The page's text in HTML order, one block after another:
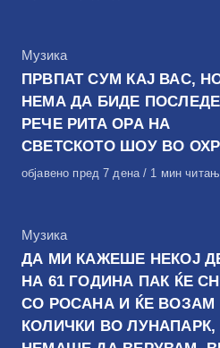
КАтегорија
Музика
ПРВПАТ СУМ КАЈ ВАС,
НЕМА ДА БИДЕ
РЕЧЕ РИТА ОРА НА
СВЕТСКОТО ШОУ ВО
Објавено
објавено пред 7 дена 1 мин
КАтегорија
Музика
ДА МИ КАЖЕШЕ НЕКОЈ
НА 61 ГОДИНА ПАК ЌЕ
СО РОСАНА И ЌЕ ВОЗАМ
КОЛИЧКИ ВО ЛУНАПАРК,